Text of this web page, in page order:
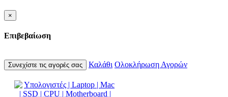
×
Επιβεβαίωση
Συνεχίστε τις αγορές σας Καλάθι Ολοκλήρωση Αγορών